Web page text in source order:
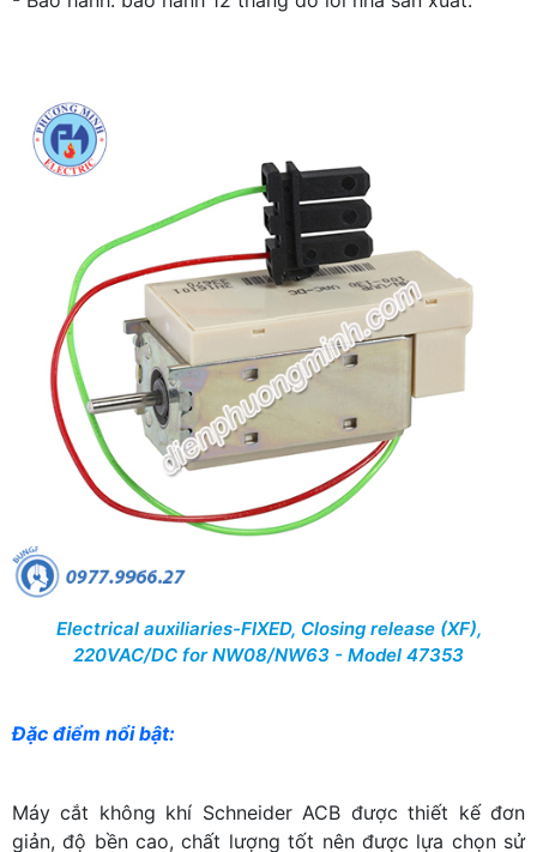
Electrical auxiliaries-FIXED, Closing release (XF),
220VAC/DC for NW08/NW63 - Model 47353
Đặc điểm nổi bật:
Máy cắt không khí Schneider ACB được thiết kế đơn
giản, độ bền cao, chất lượng tốt nên được lựa chọn sử